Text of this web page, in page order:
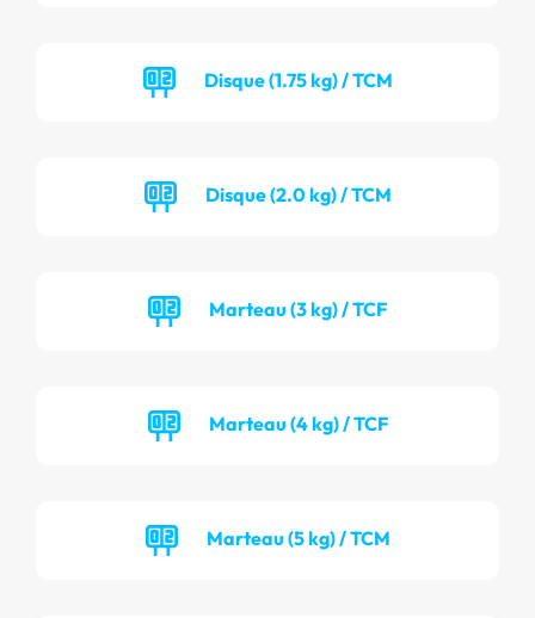
Disque (1.75 kg) / TCM
Disque (2.0 kg) / TCM
Marteau (3 kg) / TCF
Marteau (4 kg) / TCF
Marteau (5 kg) / TCM